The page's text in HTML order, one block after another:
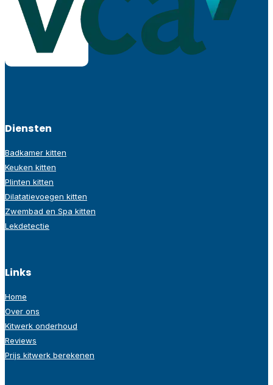
Diensten
Badkamer kitten
Keuken kitten
Plinten kitten
Dilatatievoegen kitten
Zwembad en Spa kitten
Lekdetectie
Links
Home
Over ons
Kitwerk onderhoud
Reviews
Prijs kitwerk berekenen